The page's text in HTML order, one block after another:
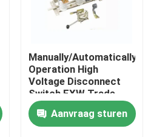
Manually/Automatically
Operation High
Voltage Disconnect
Switch EXW Trade
Terms Product
Aanvraag sturen